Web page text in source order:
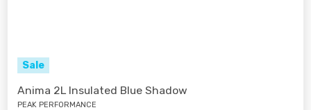
Sale
Anima 2L Insulated Blue Shadow
PEAK PERFORMANCE